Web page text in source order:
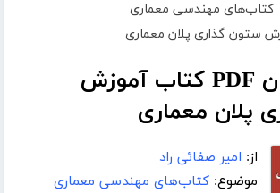
کتاب‌های مهندسی معماری
ستون گذاری پلان معماری
دانلود رایگان PDF کتاب آموزش
پلان معماری
از: امیر صفائی راد
موضوع: کتاب‌های مهندسی معماری